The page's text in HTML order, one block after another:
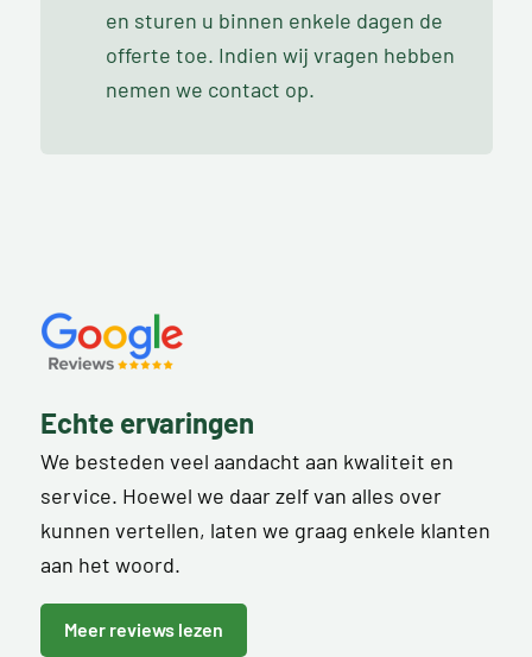
en sturen u binnen enkele dagen de
offerte toe. Indien wij vragen hebben
nemen we contact op.
Echte ervaringen
We besteden veel aandacht aan kwaliteit en
service. Hoewel we daar zelf van alles over
kunnen vertellen, laten we graag enkele klanten
aan het woord.
Meer reviews lezen